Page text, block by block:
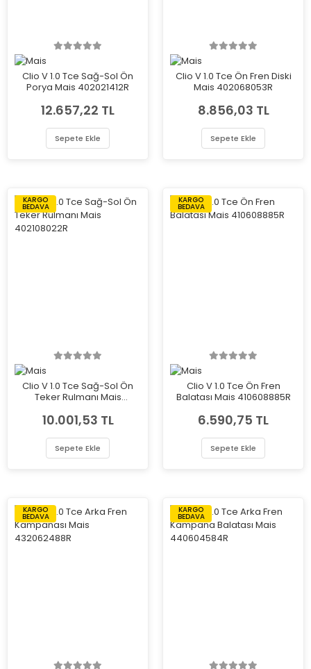
Clio V 1.0 Tce Sağ-Sol Ön
Porya Mais 402021412R
12.657,22 TL
Sepete Ekle
Clio V 1.0 Tce Ön Fren Diski
Mais 402068053R
8.856,03 TL
Sepete Ekle
KARGO
BEDAVA
Clio V 1.0 Tce Sağ-Sol Ön
Teker Rulmanı Mais
10.001,53 TL
Sepete Ekle
KARGO
BEDAVA
Clio V 1.0 Tce Ön Fren
Balatası Mais 410608885R
6.590,75 TL
Sepete Ekle
KARGO
BEDAVA
KARGO
BEDAVA